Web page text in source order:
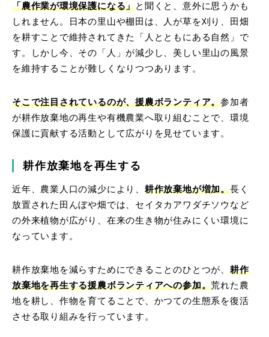
「農作業が環境保護になる」と聞くと、意外に思うかも
しれません。日本の里山や棚田は、人が草を刈り、田畑
を耕すことで維持されてきた「人とともにある自然」で
す。しかし今、その「人」が減少し、美しい里山の風景
を維持することが難しくなりつつあります。
そこで注目されているのが、援農ボランティア。参加者
が耕作放棄地の再生や有機農業へ取り組むことで、環境
保護に貢献する活動として広がりを見せています。
耕作放棄地を再生する
近年、農業人口の減少により、 耕作放棄地が増加。長く
放置された田んぼや畑では、セイタカアワダチソウなど
の外来植物が広がり、在来の生き物が住みにくい環境に
なっています。
耕作放棄地を減らすためにできることのひとつが、 耕作
放棄地を再生する援農ボランティアへの参加。荒れた農
地を耕し、作物を育てることで、かつての生態系を復活
させる取り組みを行っています。